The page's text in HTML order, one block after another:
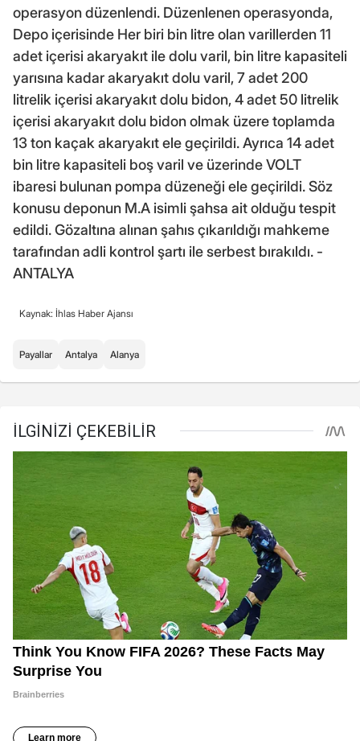
operasyon düzenlendi. Düzenlenen operasyonda,
Depo içerisinde Her biri bin litre olan varillerden 11
adet içerisi akaryakıt ile dolu varil, bin litre kapasiteli
yarısına kadar akaryakıt dolu varil, 7 adet 200
litrelik içerisi akaryakıt dolu bidon, 4 adet 50 litrelik
içerisi akaryakıt dolu bidon olmak üzere toplamda
13 ton kaçak akaryakıt ele geçirildi. Ayrıca 14 adet
bin litre kapasiteli boş varil ve üzerinde VOLT
ibaresi bulunan pompa düzeneği ele geçirildi. Söz
konusu deponun M.A isimli şahsa ait olduğu tespit
edildi. Gözaltına alınan şahıs çıkarıldığı mahkeme
tarafından adli kontrol şartı ile serbest bırakıldı. -
ANTALYA
Kaynak: İhlas Haber Ajansı
Payallar Antalya Alanya